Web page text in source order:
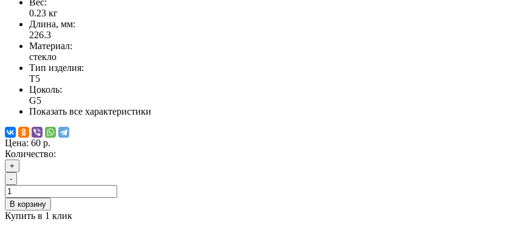
Вес:
0.23 кг
Длина, мм:
226.3
Материал:
стекло
Тип изделия:
Т5
Цоколь:
G5
Показать все характеристики
Цена: 60 р.
Количество:
+
-
В корзину
Купить в 1 клик